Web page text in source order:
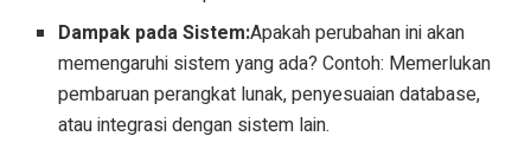
Dampak pada Sistem:Apakah perubahan ini akan
memengaruhi sistem yang ada? Contoh: Memerlukan
pembaruan perangkat lunak, penyesuaian database,
atau integrasi dengan sistem lain.